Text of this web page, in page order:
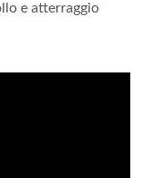
e atterraggio